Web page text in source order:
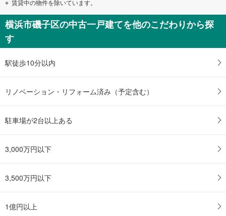
賃貸中の物件を除いています。
横浜市磯子区の中古一戸建てを他のこだわりから探
す
駅徒歩10分以内
リノベーション・リフォーム済み（予定含む）
駐車場が2台以上ある
3,000万円以下
3,500万円以下
1億円以上